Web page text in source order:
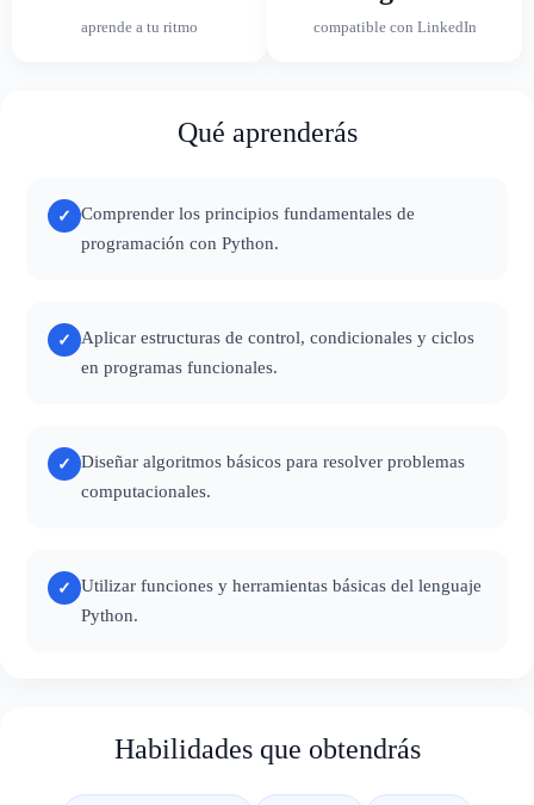
aprende a tu ritmo compatible con LinkedIn
Qué aprenderás
✓
Comprender los principios fundamentales de
programación con Python.
✓
Aplicar estructuras de control, condicionales y ciclos
en programas funcionales.
✓
Diseñar algoritmos básicos para resolver problemas
computacionales.
✓
Utilizar funciones y herramientas básicas del lenguaje
Python.
Habilidades que obtendrás